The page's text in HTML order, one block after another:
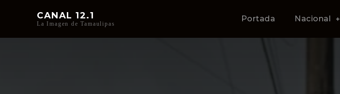
CANAL 12.1
La Imagen de Tamaulipas
Portada Nacional